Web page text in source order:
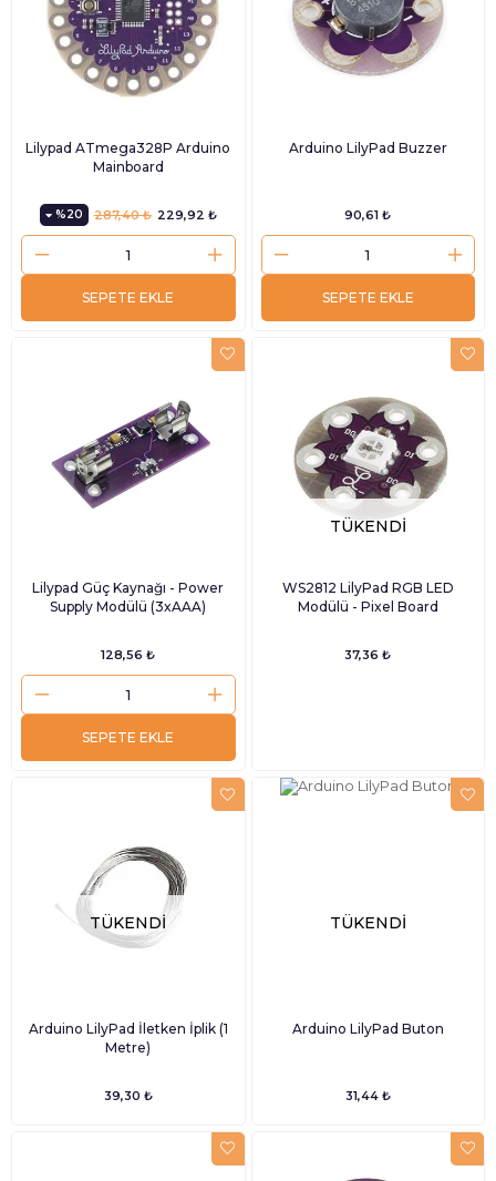
Lilypad ATmega328P Arduino
Mainboard
%20 229,92 ₺
287,40 ₺
SEPETE EKLE
Arduino LilyPad Buzzer
90,61 ₺
SEPETE EKLE
Lilypad Güç Kaynağı - Power
Supply Modülü (3xAAA)
128,56 ₺
SEPETE EKLE
TÜKENDI
WS2812 LilyPad RGB LED
Modülü - Pixel Board
37,36 ₺
TÜKENDI
Arduino LilyPad İletken İplik (1
Metre)
39,30 ₺
TÜKENDI
Arduino LilyPad Buton
31,44 ₺